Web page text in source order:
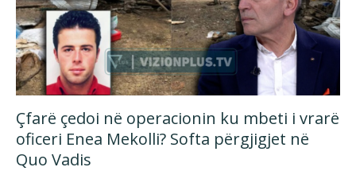
Çfarë çedoi në operacionin ku mbeti i vrarë
oficeri Enea Mekolli? Softa përgjigjet në
Quo Vadis